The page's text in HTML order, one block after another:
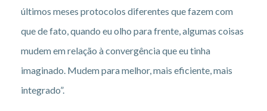
últimos meses protocolos diferentes que fazem com
que de fato, quando eu olho para frente, algumas coisas
mudem em relação à convergência que eu tinha
imaginado. Mudem para melhor, mais eficiente, mais
integrado”.